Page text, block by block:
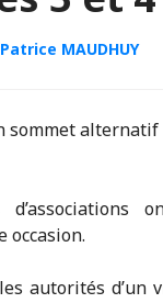
Patrice MAUDHUY
sommet
occasion.
autorités